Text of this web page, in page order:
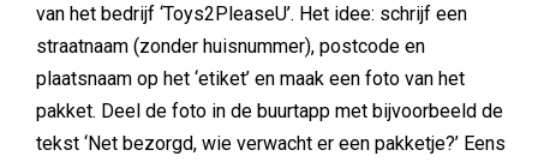
van het bedrijf ‘Toys2PleaseU’. Het idee: schrijf een
straatnaam (zonder huisnummer), postcode en
plaatsnaam op het ‘etiket’ en maak een foto van het
pakket. Deel de foto in de buurtapp met bijvoorbeeld de
tekst ‘Net bezorgd, wie verwacht er een pakketje?’ Eens